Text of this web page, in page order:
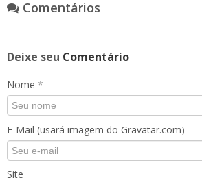
Comentários
Deixe seu Comentário
Nome *
E-Mail (usará imagem do Gravatar.com)
Site